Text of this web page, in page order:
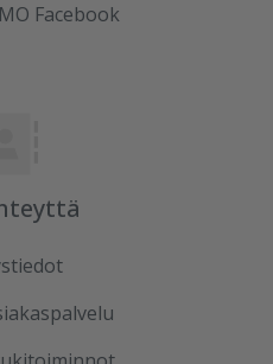
Facebook